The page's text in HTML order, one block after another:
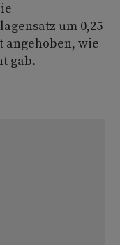
um 0,25
angehoben, wie
gab.